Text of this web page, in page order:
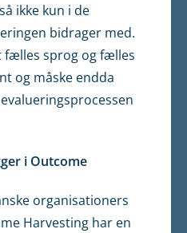
ikke kun i de
bidrager med.
fælles sprog og fælles
og måske endda
i Outcome
organisationers
Harvesting har en